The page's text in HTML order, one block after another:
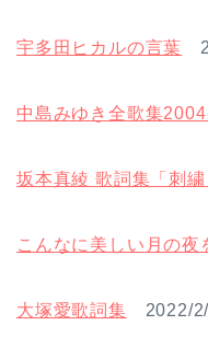
宇多田ヒカルの言葉
中島みゆき全歌集
坂本真綾 歌詞集「刺繍
こんなに美しい月の夜
大塚愛歌詞集 2022/